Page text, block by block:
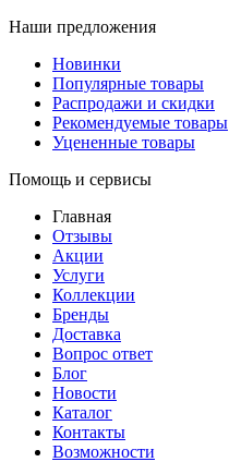
Наши предложения
Новинки
Популярные товары
Распродажи и скидки
Рекомендуемые товары
Уцененные товары
Помощь и сервисы
Главная
Отзывы
Акции
Услуги
Коллекции
Бренды
Доставка
Вопрос ответ
Блог
Новости
Каталог
Контакты
Возможности